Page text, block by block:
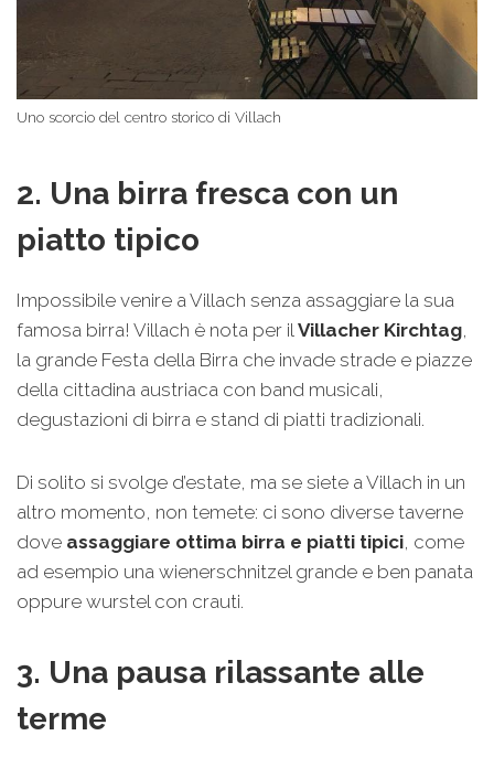
Uno scorcio del centro storico di Villach
2. Una birra fresca con un
piatto tipico
Impossibile venire a Villach senza assaggiare la sua
famosa birra! Villach è nota per il Villacher Kirchtag,
la grande Festa della Birra che invade strade e piazze
della cittadina austriaca con band musicali,
degustazioni di birra e stand di piatti tradizionali.
Di solito si svolge d’estate, ma se siete a Villach in un
altro momento, non temete: ci sono diverse taverne
dove assaggiare ottima birra e piatti tipici, come
ad esempio una wienerschnitzel grande e ben panata
oppure wurstel con crauti.
3. Una pausa rilassante alle
terme